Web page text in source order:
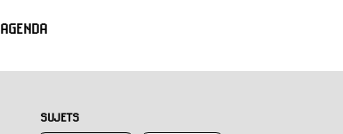
AGENDA
SUJETS